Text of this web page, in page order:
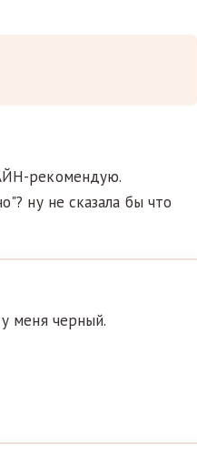
рекомендую.
ну не сказала бы что
меня черный.